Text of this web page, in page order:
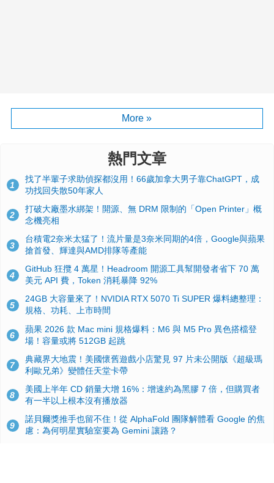
More »
熱門文章
1
找了半輩子求助偵探都沒用！66歲加拿大男子靠ChatGPT，成
功找回失散50年家人
2
打破大廠墨水綁架！開源、無 DRM 限制的「Open Printer」概
念機亮相
3
台積電2奈米太猛了！流片量是3奈米同期的4倍，Google與蘋果
搶首發、輝達與AMD排隊等產能
4
GitHub 狂攬 4 萬星！Headroom 開源工具幫開發者省下 70 萬
美元 API 費，Token 消耗暴降 92%
5
24GB 大容量來了！NVIDIA RTX 5070 Ti SUPER 爆料總整理：
規格、功耗、上市時間
6
蘋果 2026 款 Mac mini 規格爆料：M6 與 M5 Pro 異色搭檔登
場！容量或將 512GB 起跳
7
典藏界大地震！美國懷舊遊戲小店驚見 97 片未公開版《超級瑪
利歐兄弟》變體任天堂卡帶
8
美國上半年 CD 銷量大增 16%：增速約為黑膠 7 倍，但購買者
有一半以上根本沒有播放器
9
諾貝爾獎推手也留不住！從 AlphaFold 團隊解體看 Google 的焦
慮：為何明星實驗室要為 Gemini 讓路？